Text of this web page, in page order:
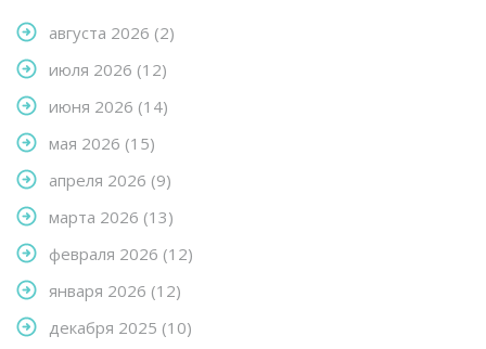
августа 2026 (2)
июля 2026 (12)
июня 2026 (14)
мая 2026 (15)
апреля 2026 (9)
марта 2026 (13)
февраля 2026 (12)
января 2026 (12)
декабря 2025 (10)